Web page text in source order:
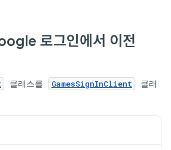
로그인에서 이전
클래스를 GamesSignInClient 클래